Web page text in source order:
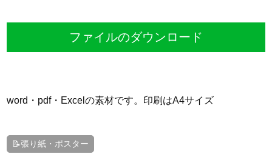
ファイルのダウンロード
word・pdf・Excelの素材です。印刷はA4サイズ
📝張り紙・ポスター